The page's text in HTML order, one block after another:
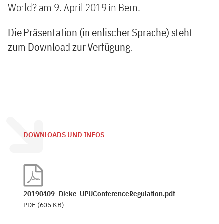
World? am 9. April 2019 in Bern.
Die Präsentation (in enlischer Sprache) steht
zum Download zur Verfügung.
DOWNLOADS UND INFOS
20190409_Dieke_UPUConferenceRegulation.pdf
PDF (605 KB)